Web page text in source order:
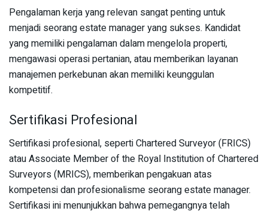
Pengalaman kerja yang relevan sangat penting untuk
menjadi seorang estate manager yang sukses. Kandidat
yang memiliki pengalaman dalam mengelola properti,
mengawasi operasi pertanian, atau memberikan layanan
manajemen perkebunan akan memiliki keunggulan
kompetitif.
Sertifikasi Profesional
Sertifikasi profesional, seperti Chartered Surveyor (FRICS)
atau Associate Member of the Royal Institution of Chartered
Surveyors (MRICS), memberikan pengakuan atas
kompetensi dan profesionalisme seorang estate manager.
Sertifikasi ini menunjukkan bahwa pemegangnya telah